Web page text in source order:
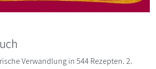
Verwandlung in 544 Rezepten. 2.